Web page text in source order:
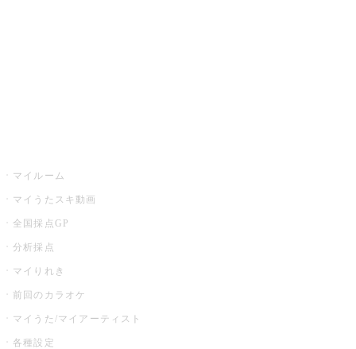
マイルーム
マイうたスキ動画
全国採点GP
分析採点
マイりれき
前回のカラオケ
マイうた/マイアーティスト
各種設定